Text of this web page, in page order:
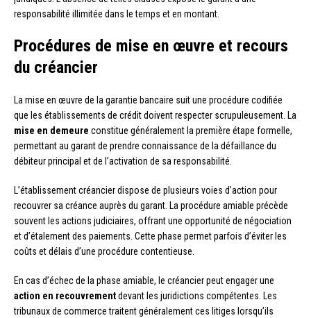
responsabilité illimitée dans le temps et en montant.
Procédures de mise en œuvre et recours
du créancier
La mise en œuvre de la garantie bancaire suit une procédure codifiée
que les établissements de crédit doivent respecter scrupuleusement. La
mise en demeure constitue généralement la première étape formelle,
permettant au garant de prendre connaissance de la défaillance du
débiteur principal et de l’activation de sa responsabilité.
L’établissement créancier dispose de plusieurs voies d’action pour
recouvrer sa créance auprès du garant. La procédure amiable précède
souvent les actions judiciaires, offrant une opportunité de négociation
et d’étalement des paiements. Cette phase permet parfois d’éviter les
coûts et délais d’une procédure contentieuse.
En cas d’échec de la phase amiable, le créancier peut engager une
action en recouvrementdevant les juridictions compétentes. Les
tribunaux de commerce traitent généralement ces litiges lorsqu’ils